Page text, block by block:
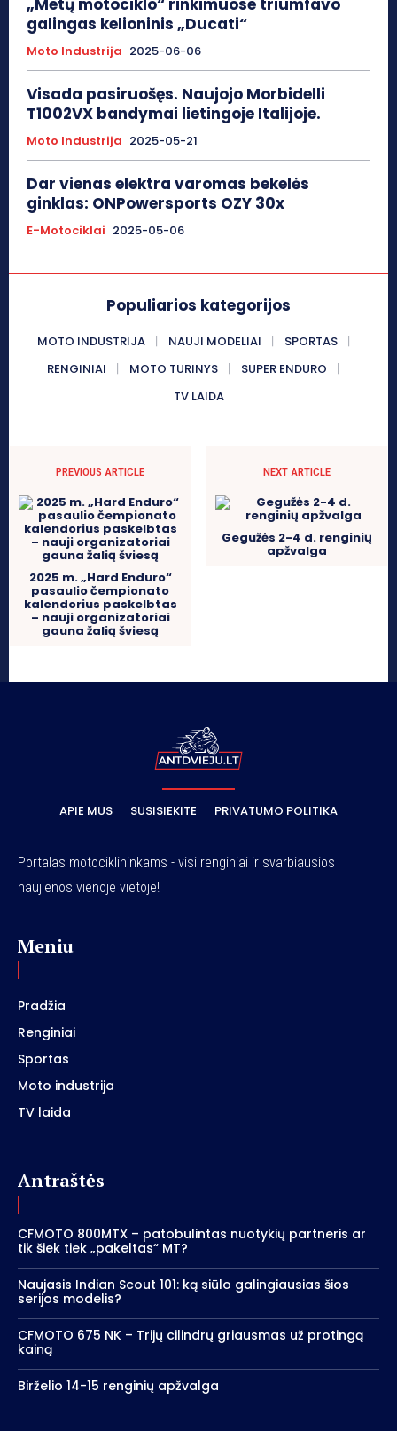
„Metų motociklo“ rinkimuose triumfavo
galingas kelioninis „Ducati“
Moto Industrija 2025-06-06
Visada pasiruošęs. Naujojo Morbidelli
T1002VX bandymai lietingoje Italijoje.
Moto Industrija 2025-05-21
Dar vienas elektra varomas bekelės
ginklas: ONPowersports OZY 30x
E-Motociklai 2025-05-06
Populiarios kategorijos
MOTO INDUSTRIJA NAUJI MODELIAI
SPORTAS
RENGINIAI
MOTO TURINYS
SUPER ENDURO
TV LAIDA
PREVIOUS ARTICLE
2025 m. „Hard Enduro“
pasaulio čempionato
kalendorius paskelbtas
– nauji organizatoriai
gauna žalią šviesą
NEXT ARTICLE
Gegužės 2-4 d. renginių
apžvalga
APIE MUS SUSISIEKITE PRIVATUMO POLITIKA
Portalas motociklininkams - visi renginiai ir svarbiausios
naujienos vienoje vietoje!
Meniu
Pradžia
Renginiai
Sportas
Moto industrija
TV laida
Antraštės
CFMOTO 800MTX – patobulintas nuotykių partneris ar
tik šiek tiek „pakeltas“ MT?
Naujasis Indian Scout 101: ką siūlo galingiausias šios
serijos modelis?
CFMOTO 675 NK – Trijų cilindrų griausmas už protingą
kainą
Birželio 14-15 renginių apžvalga